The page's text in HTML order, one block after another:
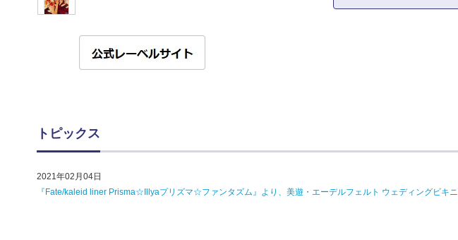
トピックス
2021年02月04日
『Fate/kaleid liner Prisma☆Illyaプリズマ☆ファンタズム』より、美遊・エーデルフェルト ウェディングビキニ